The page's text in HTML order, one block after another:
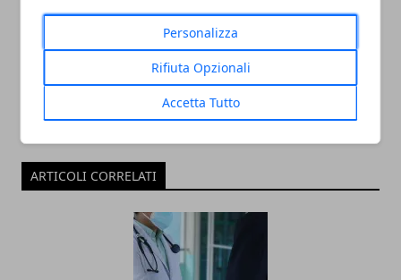
Personalizza
Rifiuta Opzionali
Accetta Tutto
ARTICOLI CORRELATI